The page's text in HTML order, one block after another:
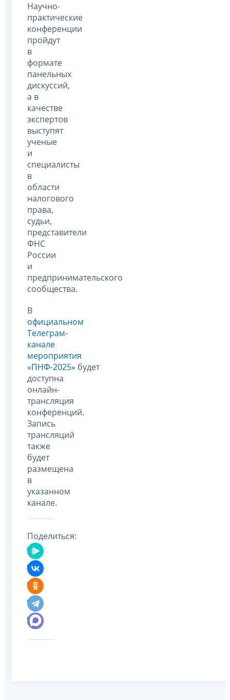
Научно-
практические
конференции
пройдут
в
формате
панельных
дискуссий,
а в
качестве
экспертов
выступят
ученые
и
специалисты
в
области
налогового
права,
судьи,
представители
ФНС
России
и
предпринимательского
сообщества.
В
официальном
Телеграм-
канале
мероприятия
«ПНФ-2025» будет
доступна
онлайн-
трансляция
конференций.
Запись
трансляций
также
будет
размещена
в
указанном
канале.
Поделиться: